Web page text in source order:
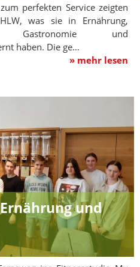
perfekten Service zeigten
was sie in Ernährung,
Gastronomie und
haben. Die ge…
» mehr lesen
und